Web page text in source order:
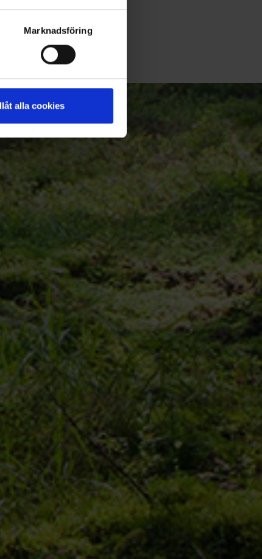
Marknadsföring
alla cookies